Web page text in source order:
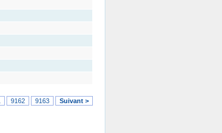
9162 9163 Suivant >